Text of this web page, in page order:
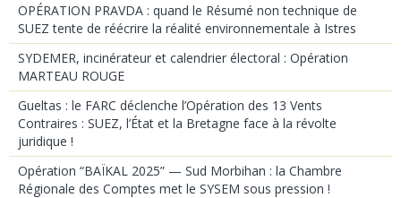
OPÉRATION PRAVDA : quand le Résumé non technique de
SUEZ tente de réécrire la réalité environnementale à Istres
SYDEMER, incinérateur et calendrier électoral : Opération
MARTEAU ROUGE
Gueltas : le FARC déclenche l’Opération des 13 Vents
Contraires : SUEZ, l’État et la Bretagne face à la révolte
juridique !
Opération “BAÏKAL 2025” — Sud Morbihan : la Chambre
Régionale des Comptes met le SYSEM sous pression !